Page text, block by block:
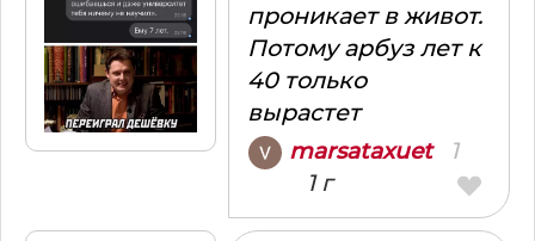
проникает в живот.
Потому арбуз лет к
40 только
вырастет
marsataxuet
1 г
1